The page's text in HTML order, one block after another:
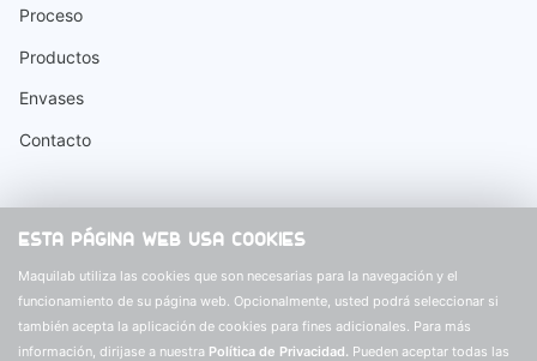
Proceso
Productos
Envases
Contacto
Información
Preguntas Frecuentes
Términos y Condiciones
ESTA PÁGINA WEB USA COOKIES
Maquilab utiliza las cookies que son necesarias para la navegación y el
funcionamiento de su página web. Opcionalmente, usted podrá seleccionar si
también acepta la aplicación de cookies para fines adicionales. Para más
información, dirijase a nuestra Política de Privacidad. Pueden aceptar todas las